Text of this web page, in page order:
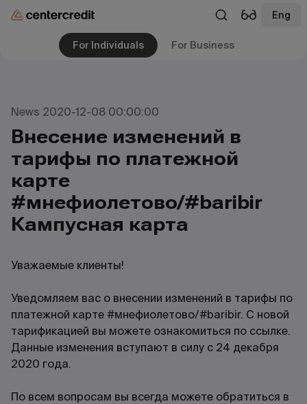
Eng
For Individuals For Business
News 2020-12-08 00:00:00
Внесение изменений в
тарифы по платежной
карте
#мнефиолетово/#baribir
Кампусная карта
Уважаемые клиенты!
Уведомляем вас о внесении изменений в тарифы по
платежной карте #мнефиолетово/#baribir. С новой
тарификацией вы можете ознакомиться по ссылке.
Данные изменения вступают в силу с 24 декабря
2020 года.
По всем вопросам вы всегда можете обратиться в